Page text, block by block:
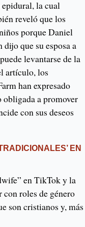
epidural, la cual
reveló que los
porque Daniel
dijo que su esposa a
levantarse de la
artículo, los
han expresado
obligada a promover
con sus deseos
EN
en TikTok y la
roles de género
son cristianos y, más